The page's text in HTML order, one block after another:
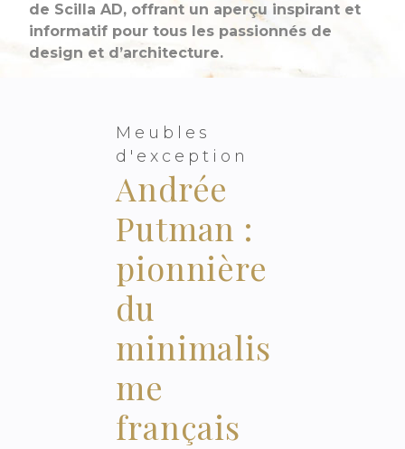
de Scilla AD, offrant un aperçu inspirant et
informatif pour tous les passionnés de
design et d’architecture.
Meubles
d'exception
Andrée
Putman :
pionnière
du
minimalis
me
français